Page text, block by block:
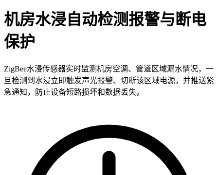
机房水浸自动检测报警与断电
保护
ZigBee水浸传感器实时监测机房空调、管道区域漏水情况，一
旦检测到水浸立即触发声光报警、切断该区域电源，并推送紧
急通知，防止设备短路损坏和数据丢失。